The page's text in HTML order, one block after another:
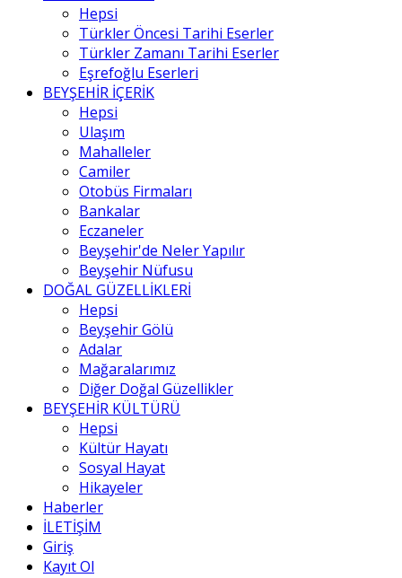
Hepsi
Türkler Öncesi Tarihi Eserler
Türkler Zamanı Tarihi Eserler
Eşrefoğlu Eserleri
BEYŞEHİR İÇERİK
Hepsi
Ulaşım
Mahalleler
Camiler
Otobüs Firmaları
Bankalar
Eczaneler
Beyşehir'de Neler Yapılır
Beyşehir Nüfusu
DOĞAL GÜZELLİKLERİ
Hepsi
Beyşehir Gölü
Adalar
Mağaralarımız
Diğer Doğal Güzellikler
BEYŞEHİR KÜLTÜRÜ
Hepsi
Kültür Hayatı
Sosyal Hayat
Hikayeler
Haberler
İLETİŞİM
Giriş
Kayıt Ol